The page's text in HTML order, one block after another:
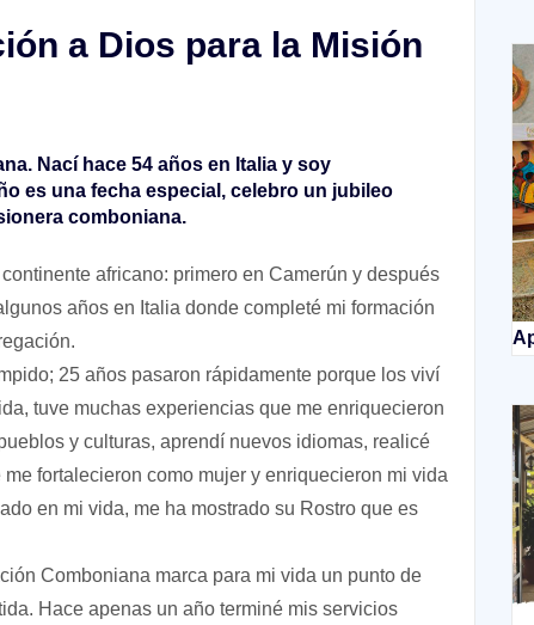
a Dios para la Misión
Nací hace 54 años en Italia y soy
es una fecha especial, celebro un jubileo
comboniana.
africano: primero en Camerún y después
años en Italia donde completé mi formación
25 años pasaron rápidamente porque los viví
tuve muchas experiencias que me enriquecieron
y culturas, aprendí nuevos idiomas, realicé
fortalecieron como mujer y enriquecieron mi vida
en mi vida, me ha mostrado su Rostro que es
Comboniana marca para mi vida un punto de
Hace apenas un año terminé mis servicios